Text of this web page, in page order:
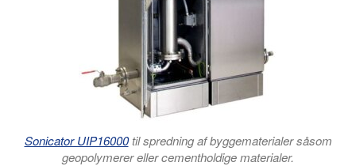
Sonicator UIP16000til spredning af byggematerialer såsom
geopolymerer eller cementholdige materialer.